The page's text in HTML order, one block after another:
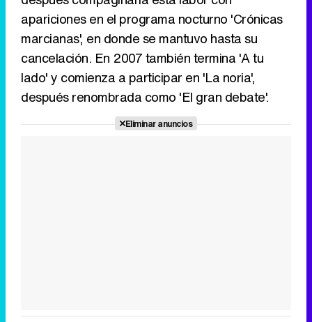
apariciones en el programa nocturno 'Crónicas
marcianas', en donde se mantuvo hasta su
cancelación. En 2007 también termina 'A tu
lado' y comienza a participar en 'La noria',
después renombrada como 'El gran debate'.
Eliminar anuncios